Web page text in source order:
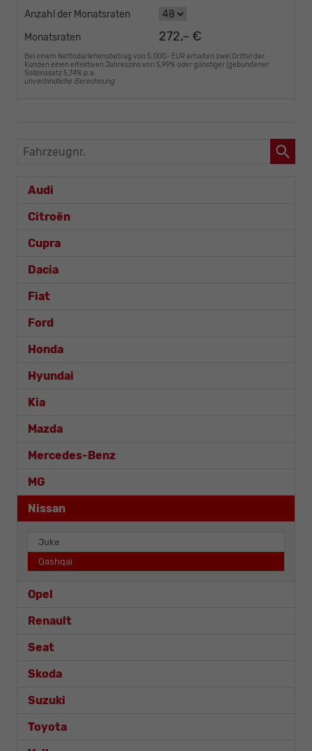
Anzahl der Monatsraten
Monatsraten
272,– €
Bei einem Nettodarlehensbetrag von 5.000,- EUR erhalten zwei Drittel der
Kunden einen effektiven Jahreszins von 5,99% oder günstiger (gebundener
Sollzinssatz 5,74% p.a.
unverbindliche Berechnung
Fahrzeugnr.
Audi
Citroën
Cupra
Dacia
Fiat
Ford
Honda
Hyundai
Kia
Mazda
Mercedes-Benz
MG
Nissan
Juke
Qashqai
Opel
Renault
Seat
Skoda
Suzuki
Toyota